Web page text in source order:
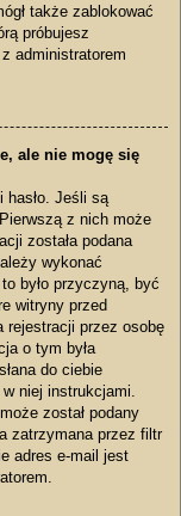
także zablokować
próbujesz
administratorem
ale nie mogę się
hasło. Jeśli są
z nich może
została podana
wykonać
było przyczyną, być
witryny przed
rejestracji przez osobę
o tym była
do ciebie
niej instrukcjami.
został podany
zatrzymana przez filtr
adres e-mail jest